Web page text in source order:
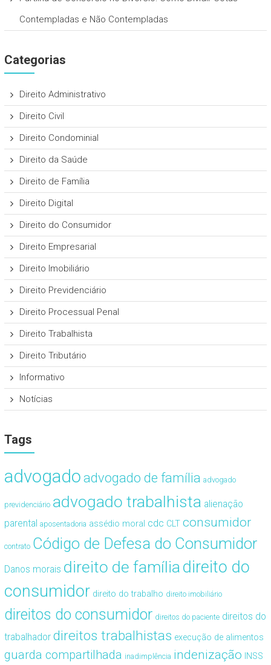
Contempladas e Não Contempladas
Categorias
Direito Administrativo
Direito Civil
Direito Condominial
Direito da Saúde
Direito de Família
Direito Digital
Direito do Consumidor
Direito Empresarial
Direito Imobiliário
Direito Previdenciário
Direito Processual Penal
Direito Trabalhista
Direito Tributário
Informativo
Notícias
Tags
advogado advogado de família advogado
previdenciário advogado trabalhista alienação
parental aposentadoria assédio moral cdc CLT consumidor
contrato Código de Defesa do Consumidor
Danos morais direito de famíliadireito do
consumidor direito do trabalho direito imobiliário
direitos do consumidor direitos do paciente direitos do
trabalhador direitos trabalhistas execução de alimentos
guarda compartilhada inadimplência indenização INSS